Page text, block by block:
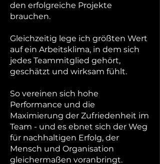
den erfolgreiche Projekte
brauchen.
Gleichzeitig lege ich größten Wert
auf ein Arbeitsklima, in dem sich
jedes Teammitglied gehört,
geschätzt und wirksam fühlt.
So vereinen sich hohe
Performance und die
Maximierung der Zufriedenheit im
Team - und es ebnet sich der Weg
für nachhaltigen Erfolg, der
Mensch und Organisation
gleichermaßen voranbringt.